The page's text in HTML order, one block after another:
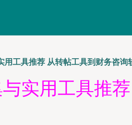
用工具推荐 从转帖工具到财务咨询
实用工具推